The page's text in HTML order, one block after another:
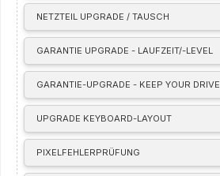
NETZTEIL UPGRADE / TAUSCH
GARANTIE UPGRADE - LAUFZEIT/-LEVEL
GARANTIE-UPGRADE - KEEP YOUR DRIVE
UPGRADE KEYBOARD-LAYOUT
PIXELFEHLERPRÜFUNG